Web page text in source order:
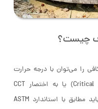
چیست؟
را می‌توان با درجه حرارت
بحرانی شکاف (Critical Crevice Temperature) یا به ‌اختصار CCT
درجه‌بندی و ارزیابی کرد. این ارزیابی باید مطابق با استاندارد ASTM